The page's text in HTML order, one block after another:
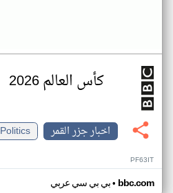
كأس العالم 2026
اخبار جزر القمر
Politics
PF63IT
بي بي سي عربي• bbc.com